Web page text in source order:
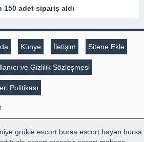
150 adet sipariş aldı
Künye İletişim Sitene Ekle
ve Gizlilik Sözleşmesi
Politikası
grükle escort bursa escort bayan bursa